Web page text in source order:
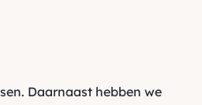
Daarnaast hebben we